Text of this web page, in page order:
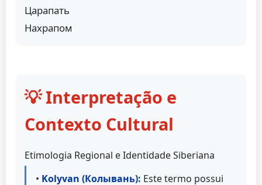
Царапать
Нахрапом
💡 Interpretação e
Contexto Cultural
Etimologia Regional e Identidade Siberiana
• Kolyvan (Колывань): Este termo possui